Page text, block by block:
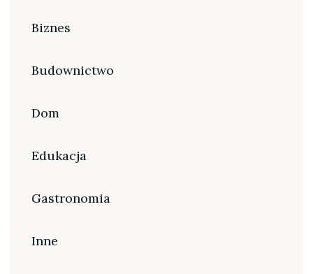
Biznes
Budownictwo
Dom
Edukacja
Gastronomia
Inne